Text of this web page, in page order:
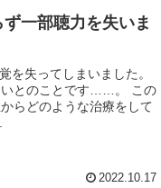
一部聴力を失いま
を失ってしまいました。
のことです……。 この
らどのような治療をして
2022.10.17